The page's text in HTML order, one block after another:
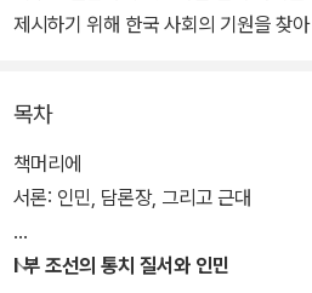
제시하기 위해 한국 사회의 기원을 찾
1970년대 사회과학의 시대가 본격적으
외국산 이론의 홍수 속에서 한국은 부
되었으며, “역사의 갈피에 접힌 필연적
국 사회가 직면한 문제들의 돌파구를
목차
책머리에
서론: 인민, 담론장, 그리고 근대
I 부 조선의 통치 질서와 인민